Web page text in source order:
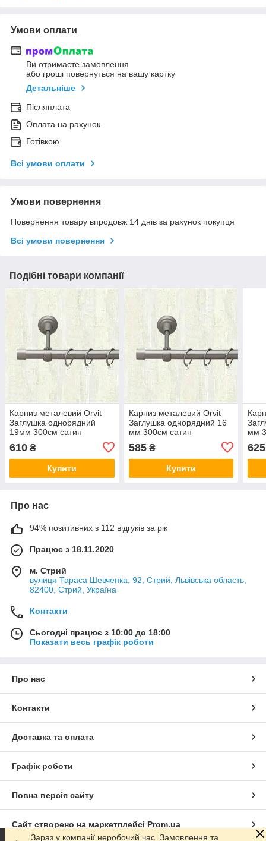
Умови оплати
Ви отримаєте замовлення
або гроші повернуться на вашу картку
Детальніше
Післяплата
Оплата на рахунок
Готівкою
Всі умови оплати
Умови повернення
Повернення товару впродовж 14 днів за рахунок покупця
Всі умови повернення
Подібні товари компанії
Карниз металевий Orvit
Заглушка однорядний
19мм 300см сатин
610 ₴
Купити
Карниз металевий Orvit
Заглушка однорядний 16
мм 300см сатин
585₴
Купити
мм
625
Про нас
94% позитивних з 112 відгуків за рік
Працює з 18.11.2020
м. Стрий
вулиця Тараса Шевченка, 92, Стрий, Львівська область,
82400, Стрий, Україна
Контакти
Сьогодні працює з 10:00 до 18:00
Показати весь графік роботи
Про нас
Контакти
Доставка та оплата
Графік роботи
Повна версія сайту
Сайт створено на маркетплейсі Prom.ua
Зараз у компанії неробочий час. Замовлення та